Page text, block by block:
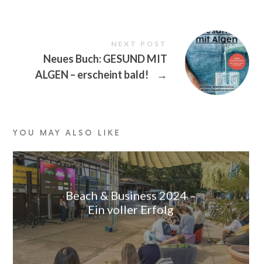
NEXT POST
Neues Buch: GESUND MIT
ALGEN – erscheint bald!
→
YOU MAY ALSO LIKE
Beach & Business 2024 –
Ein voller Erfolg